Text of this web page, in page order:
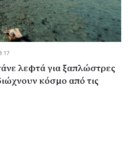
λεφτά για ξαπλώστρες
κόσμο από τις